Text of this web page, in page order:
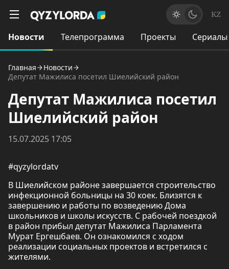
KZ
Новости Телепрограмма Проекты Сериалы
Главная
Новости
Депутат Мажилиса посетил Шиелийский район
Депутат Мажилиса посетил
Шиелийский район
15.07.2025 17:05
#qyzylordatv
В Шиелийском районе завершается строительство
инфекционной больницы на 30 коек. Близятся к
завершению и работы по возведению Дома
школьников и школы искусств. С рабочей поездкой
в район прибыл депутат Мажилиса Парламента
Мурат Ергешбаев. Он ознакомился с ходом
реализации социальных проектов и встретился с
жителями.